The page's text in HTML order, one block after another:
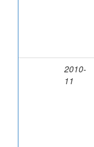
2010-
11